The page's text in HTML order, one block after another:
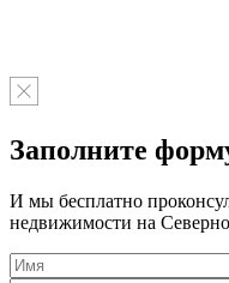
Заполните
И мы бесплатно
недвижимости на